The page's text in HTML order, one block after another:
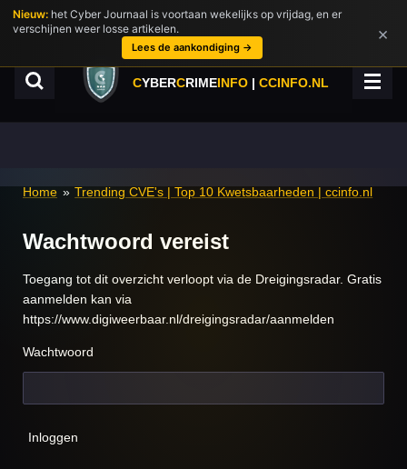
Ga
direct
hoofdinhoud
CYBERCRIMEINFO | CCINFO.NL
Home » Trending CVE's | Top 10 Kwetsbaarheden | ccinfo.nl
Wachtwoord vereist
Toegang tot dit overzicht verloopt via de Dreigingsradar. Gratis
aanmelden kan via
https://www.digiweerbaar.nl/dreigingsradar/aanmelden
Wachtwoord
Inloggen
Nieuw: het Cyber Journaal is voortaan wekelijks op vrijdag, en er
verschijnen weer losse artikelen.
Lees de aankondiging →
×